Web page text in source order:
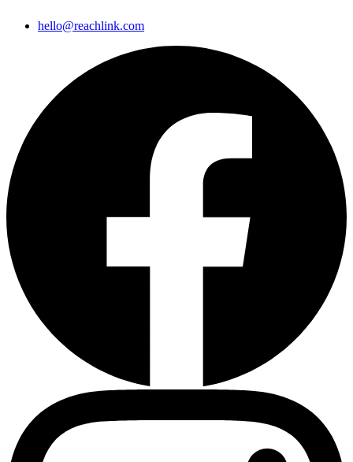
hello@reachlink.com